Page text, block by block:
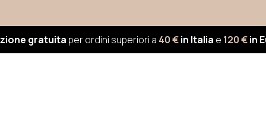
gratuita per ordini superiori a 40 €in Italia e 120 €in